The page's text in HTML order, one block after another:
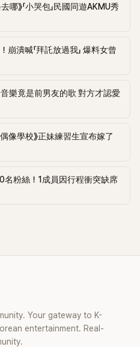
哪》「小哭包」民國同遊AKMU秀
潰喊「拜託放過我」 爆料女曾
樂竟是前男友的歌 對方才認愛
像學校》正妹練習生宣布嫁了
名粉絲！1成員因行程衝突缺席
Your gateway to K-
entertainment. Real-